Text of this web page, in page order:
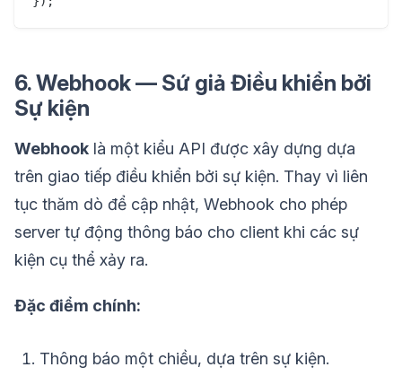
6. Webhook — Sứ giả Điều khiển bởi
Sự kiện
Webhook là một kiểu API được xây dựng dựa
trên giao tiếp điều khiển bởi sự kiện. Thay vì liên
tục thăm dò để cập nhật, Webhook cho phép
server tự động thông báo cho client khi các sự
kiện cụ thể xảy ra.
Đặc điểm chính:
Thông báo một chiều, dựa trên sự kiện.